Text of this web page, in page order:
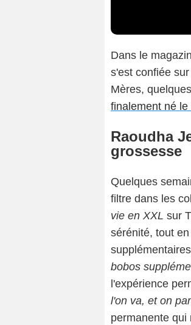
Dans le
s'est confiée
Mères,
finalement né
Raoudha
grossesse
Quelques
filtre dans les
vie en XXL sur
sérénité, tout
bobos
l'expérience
l'on va, et on
permanente qui